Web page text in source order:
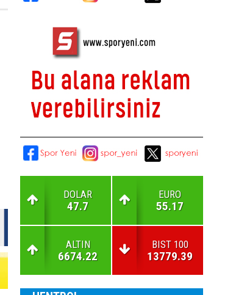
DOLAR
47.7
EURO
55.17
ALTIN
6674.22
BIST 100
13779.39